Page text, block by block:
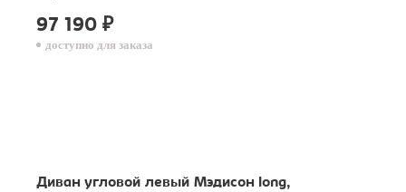
97 190 ₽
доступно для заказа
Диван угловой левый Мэдисон long,